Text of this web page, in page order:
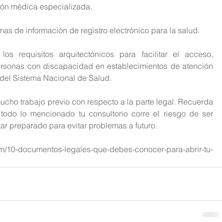
médica especializada.
de información de registro electrónico para la salud.
requisitos arquitectónicos para facilitar el acceso,
con discapacidad en establecimientos de atención
Sistema Nacional de Salud.
trabajo previo con respecto a la parte legal. Recuerda
lo mencionado tu consultorio corre el riesgo de ser
preparado para evitar problemas a futuro.
10-documentos-legales-que-debes-conocer-para-abrir-tu-